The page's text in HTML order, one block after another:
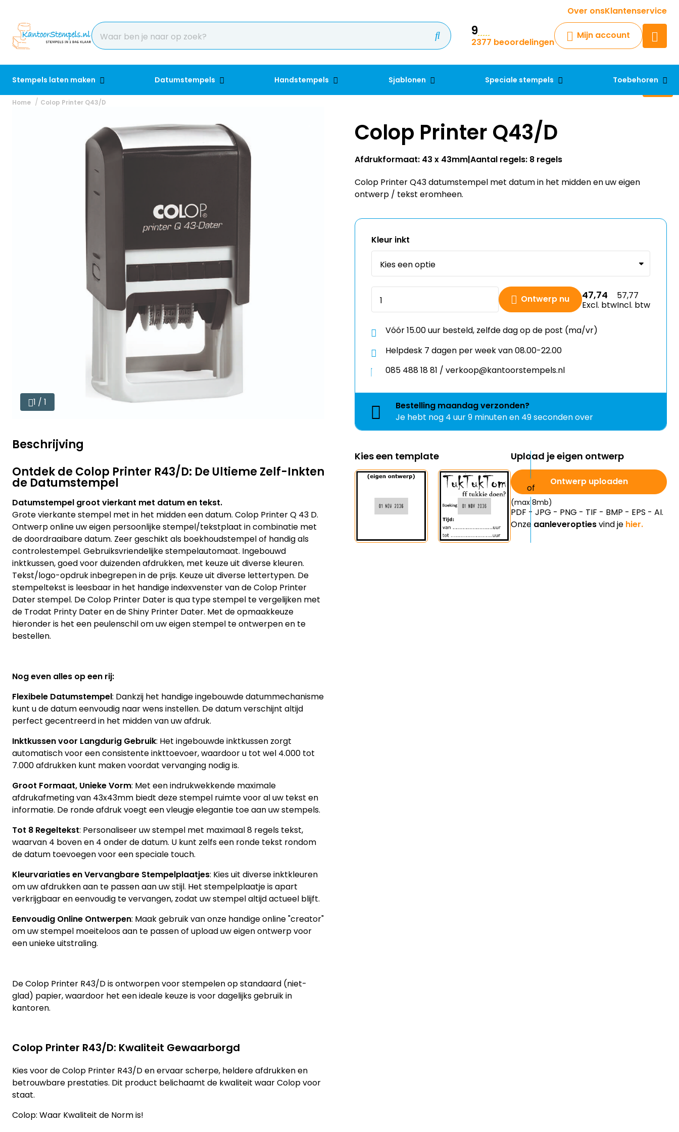
Over onsKlantenservice
9
2377 beoordelingen
Mijn account
Stempels laten maken Datumstempels Handstempels Sjablonen Speciale stempels Toebehoren
Krijg een antwoord op uw vraag
Chatbot
Chat 24/7 met onze chatbot
Contact
Home Colop Printer Q43/D
1 / 1
Beschrijving
Ontdek de Colop Printer R43/D: De Ultieme Zelf-Inkten​
de Datumstempel
Datumstempel groot vierkant met datum en tekst.
Grote vierkante stempel met in het midden een datum. Colop Printer Q 43 D.
Ontwerp online uw eigen persoonlijke stempel/tekstplaat in combinatie met
de doordraaibare datum. Zeer geschikt als boekhoudstempel of handig als
controlestempel. Gebruiksvriendelijke stempelautomaat. Ingebouwd
inktkussen, goed voor duizenden afdrukken, met keuze uit diverse kleuren.
Tekst/logo-opdruk inbegrepen in de prijs. Keuze uit diverse lettertypen. De
stempeltekst is leesbaar in het handige indexvenster van de Colop Printer
Dater stempel. De Colop Printer Dater is qua type stempel te vergelijken met
de Trodat Printy Dater en de Shiny Printer Dater. Met de opmaakkeuze
hieronder is het een peulenschil om uw eigen stempel te ontwerpen en te
bestellen.
Nog even alles op een rij:
Flexibele Datumstempel: Dankzij het handige ingebouwde datummechanisme
kunt u de datum eenvoudig naar wens instellen. De datum verschijnt altijd
perfect gecentreerd in het midden van uw afdruk.
Inktkussen voor Langdurig Gebruik: Het ingebouwde inktkussen zorgt
automatisch voor een consistente inkttoevoer, waardoor u tot wel 4.000 tot
7.000 afdrukken kunt maken voordat vervanging nodig is.
Groot Formaat, Unieke Vorm: Met een indrukwekkende maximale
afdrukafmeting van 43x43mm biedt deze stempel ruimte voor al uw tekst en
informatie. De ronde afdruk voegt een vleugje elegantie toe aan uw stempels.
Tot 8 Regeltekst: Personaliseer uw stempel met maximaal 8 regels tekst,
waarvan 4 boven en 4 onder de datum. U kunt zelfs een ronde tekst rondom
de datum toevoegen voor een speciale touch.
Kleurvariaties en Vervangbare Stempelplaatjes: Kies uit diverse inktkleuren
om uw afdrukken aan te passen aan uw stijl. Het stempelplaatje is apart
verkrijgbaar en eenvoudig te vervangen, zodat uw stempel altijd actueel blijft.
Eenvoudig Online Ontwerpen: Maak gebruik van onze handige online "creator"
om uw stempel moeiteloos aan te passen of upload uw eigen ontwerp voor
een unieke uitstraling.
De Colop Printer R43/D is ontworpen voor stempelen op standaard (niet-
glad) papier, waardoor het een ideale keuze is voor dagelijks gebruik in
kantoren.
Colop Printer R43/D: Kwaliteit Gewaarborgd
Kies voor de Colop Printer R43/D en ervaar scherpe, heldere afdrukken en
betrouwbare prestaties. Dit product belichaamt de kwaliteit waar Colop voor
staat.
Colop: Waar Kwaliteit de Norm is!
Colop Printer Q43/D
Afdrukformaat: 43 x 43mm Aantal regels: 8 regels
Colop Printer Q43 datumstempel met datum in het midden en uw eigen
ontwerp / tekst eromheen.
Kleur inkt
Ontwerp nu 47,74
Excl. btw
57,77
Incl. btw
Vóór 15.00 uur besteld, zelfde dag op de post (ma/vr)
Helpdesk 7 dagen per week van 08.00-22.00
085 488 18 81 / verkoop@kantoorstempels.nl
Bestelling maandagverzonden?
Je hebt nog 4 uur 9 minuten en 49 seconden over
Kies een template Upload je eigen ontwerp
Ontwerp uploaden
(max 8mb)
PDF - JPG - PNG - TIF - BMP - EPS - AI.
Onze aanleveroptiesvind je hier.